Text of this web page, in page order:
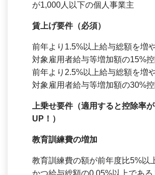
が1,000人以下の個人事業主
賃上げ要件（必須）
前年より1.5%以上給与総額を増
対象雇用者給与等増加額の15%
前年より2.5%以上給与総額を増
対象雇用者給与等増加額の30%
上乗せ要件（適用すると控除率
UP！）
教育訓練費の増加
教育訓練費の額が前年度比5%以
かつ給与総額の0.05%以上である